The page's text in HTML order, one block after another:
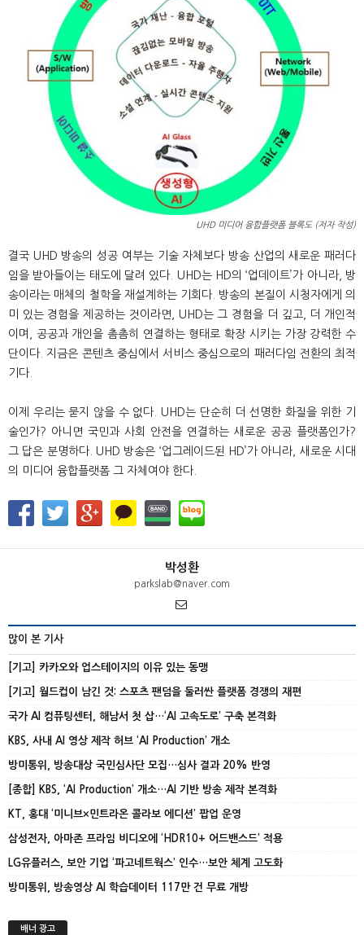
UHD 미디어 융합플랫폼 블록도 (저자 작성)
결국 UHD 방송의 성공 여부는 기술 자체보다 방송 산업의 새로운 패러다
임을 받아들이는 태도에 달려 있다. UHD는 HD의 ‘업데이트’가 아니라, 방
송이라는 매체의 철학을 재설계하는 기회다. 방송의 본질이 시청자에게 의
미 있는 경험을 제공하는 것이라면, UHD는 그 경험을 더 깊고, 더 개인적
이며, 공공과 개인을 촘촘히 연결하는 형태로 확장 시키는 가장 강력한 수
단이다. 지금은 콘텐츠 중심에서 서비스 중심으로의 패러다임 전환의 최적
기다.
이제 우리는 묻지 않을 수 없다. UHD는 단순히 더 선명한 화질을 위한 기
술인가? 아니면 국민과 사회 안전을 연결하는 새로운 공공 플랫폼인가?
그 답은 분명하다. UHD 방송은 ‘업그레이드된 HD’가 아니라, 새로운 시대
의 미디어 융합플랫폼 그 자체여야 한다.
박성환
parkslab@naver.com
많이 본 기사
[기고] 카카오와 업스테이지의 이유 있는 동맹
[기고] 월드컵이 남긴 것: 스포츠 팬덤을 둘러싼 플랫폼 경쟁의 재편
국가 AI 컴퓨팅센터, 해남서 첫 삽…‘AI 고속도로’ 구축 본격화
KBS, 사내 AI 영상 제작 허브 ‘AI Production’ 개소
방미통위, 방송대상 국민심사단 모집…심사 결과 20% 반영
[종합] KBS, ‘AI Production’ 개소…AI 기반 방송 제작 본격화
KT, 홍대 ‘미니브×민트라온 콜라보 에디션’ 팝업 운영
삼성전자, 아마존 프라임 비디오에 ‘HDR10+ 어드밴스드’ 적용
LG유플러스, 보안 기업 ‘파고네트웍스’ 인수…보안 체계 고도화
방미통위, 방송영상 AI 학습데이터 117만 건 무료 개방
배너 광고